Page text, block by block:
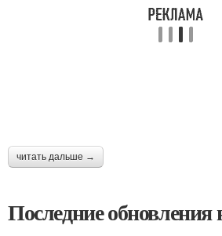
читать дальше →
Последние обновления